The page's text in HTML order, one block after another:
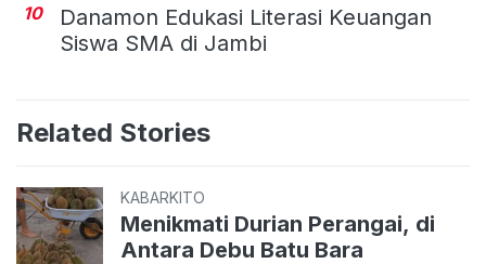
10
Danamon Edukasi Literasi Keuangan
Siswa SMA di Jambi
Related Stories
KABARKITO
Menikmati Durian Perangai, di
Antara Debu Batu Bara